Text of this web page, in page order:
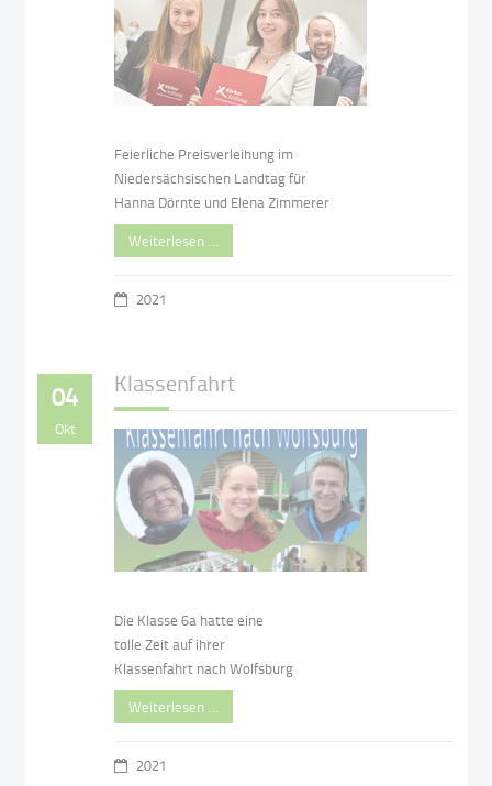
Feierliche Preisverleihung im
Niedersächsischen Landtag für
Hanna Dörnte und Elena Zimmerer
Weiterlesen …
2021
04
Okt
Klassenfahrt
Die Klasse 6a hatte eine
tolle Zeit auf ihrer
Klassenfahrt nach Wolfsburg
Weiterlesen …
2021